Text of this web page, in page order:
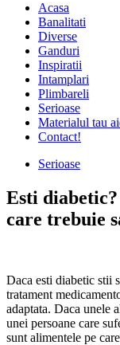
Acasa
Banalitati
Diverse
Ganduri
Inspiratii
Intamplari
Plimbareli
Serioase
Materialul tau
Contact!
Serioase
Esti
care trebuie
Daca esti diabetic stii
tratament
adaptata. Daca unele
unei persoane care
sunt alimentele pe